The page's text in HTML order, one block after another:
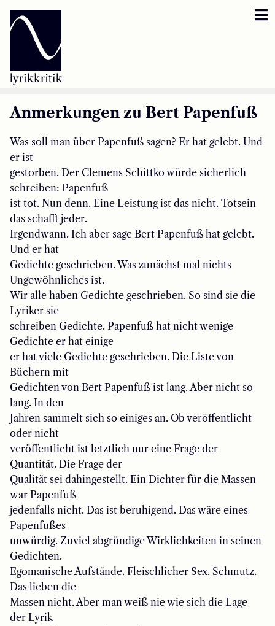
Lyrikkritik
Inzestbude
Archipele
Anmerkungen zu Bert Papenfuß
Was soll man über Papenfuß sagen? Er hat gelebt. Und
er ist
gestorben. Der Clemens Schittko würde sicherlich
schreiben: Papenfuß
ist tot. Nun denn. Eine Leistung ist das nicht. Totsein
das schafft jeder.
Irgendwann. Ich aber sage Bert Papenfuß hat gelebt.
Und er hat
Gedichte geschrieben. Was zunächst mal nichts
Ungewöhnliches ist.
Wir alle haben Gedichte geschrieben. So sind sie die
Lyriker sie
schreiben Gedichte. Papenfuß hat nicht wenige
Gedichte er hat einige
er hat viele Gedichte geschrieben. Die Liste von
Büchern mit
Gedichten von Bert Papenfuß ist lang. Aber nicht so
lang. In den
Jahren sammelt sich so einiges an. Ob veröffentlicht
oder nicht
veröffentlicht ist letztlich nur eine Frage der
Quantität. Die Frage der
Qualität sei dahingestellt. Ein Dichter für die Massen
war Papenfuß
jedenfalls nicht. Das ist beruhigend. Das wäre eines
Papenfußes
unwürdig. Zuviel abgründige Wirklichkeiten in seinen
Gedichten.
Egomanische Aufstände. Fleischlicher Sex. Schmutz.
Das lieben die
Massen nicht. Aber man weiß nie wie sich die Lage
der Lyrik